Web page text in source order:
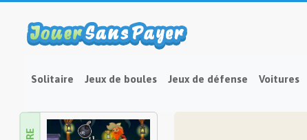
Solitaire Jeux de boules Jeux de défense Voitures